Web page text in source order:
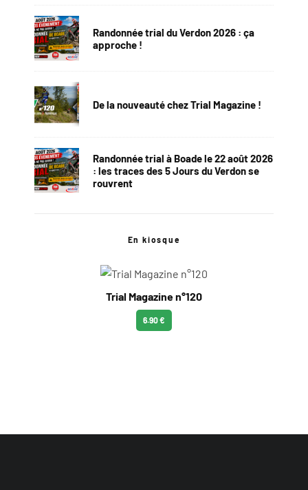
Randonnée trial du Verdon 2026 : ça
approche !
De la nouveauté chez Trial Magazine !
Randonnée trial à Boade le 22 août 2026
: les traces des 5 Jours du Verdon se
rouvrent
En kiosque
Trial Magazine n°120
6.90 €